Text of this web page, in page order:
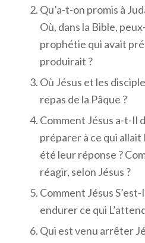
Qu’a-t-on promis à
Où, dans la Bible,
prophétie qui avait
produirait ?
Où Jésus et les
repas de la Pâque ?
Comment Jésus a-t-Il
préparer à ce qui allait
été leur réponse ?
réagir, selon Jésus ?
Comment Jésus
endurer ce qui
Qui est venu arrêter